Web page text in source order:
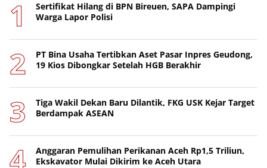
Sertifikat Hilang di BPN Bireuen, SAPA Dampingi
Warga Lapor Polisi
PT Bina Usaha Tertibkan Aset Pasar Inpres Geudong,
19 Kios Dibongkar Setelah HGB Berakhir
Tiga Wakil Dekan Baru Dilantik, FKG USK Kejar Target
Berdampak ASEAN
Anggaran Pemulihan Perikanan Aceh Rp1,5 Triliun,
Ekskavator Mulai Dikirim ke Aceh Utara